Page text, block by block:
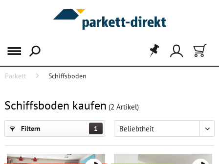
Menü
Parkett Schiffsboden
FILTER
Schiffsboden kaufen (2 Artikel)
Filtern 1